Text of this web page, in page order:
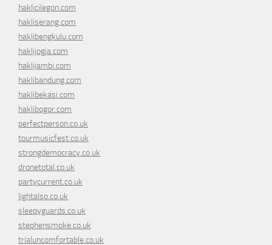
haklicilegon.com
hakliserang.com
haklibengkulu.com
haklijogja.com
haklijambi.com
haklibandung.com
haklibekasi.com
haklibogor.com
perfectperson.co.uk
tourmusicfest.co.uk
strongdemocracy.co.uk
dronetotal.co.uk
partycurrent.co.uk
lightalso.co.uk
sleepyguards.co.uk
stephensmoke.co.uk
trialuncomfortable.co.uk